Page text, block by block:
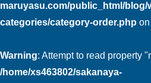
maruyasu.com/public_html/
categories/category-order.php
Warning: Attempt to read property
/home/xs463802/sakanaya-